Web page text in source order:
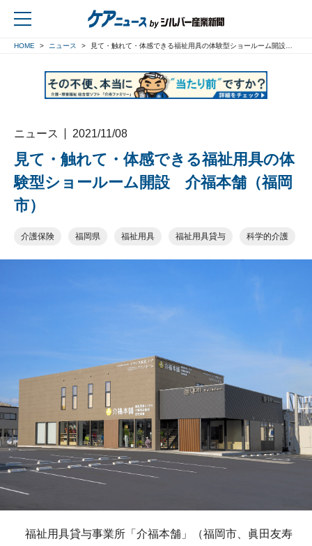
HOME ニュース 見て・触れて・体感できる福祉用具の体験型ショールーム開設 介福本舗（福岡市）
ニュース 2021/11/08
見て・触れて・体感できる福祉用具の体
験型ショールーム開設 介福本舗（福岡
市）
介護保険 福岡県 福祉用具 福祉用具貸与 科学的介護
福祉用具貸与事業所「介福本舗」（福岡市、眞田友寿